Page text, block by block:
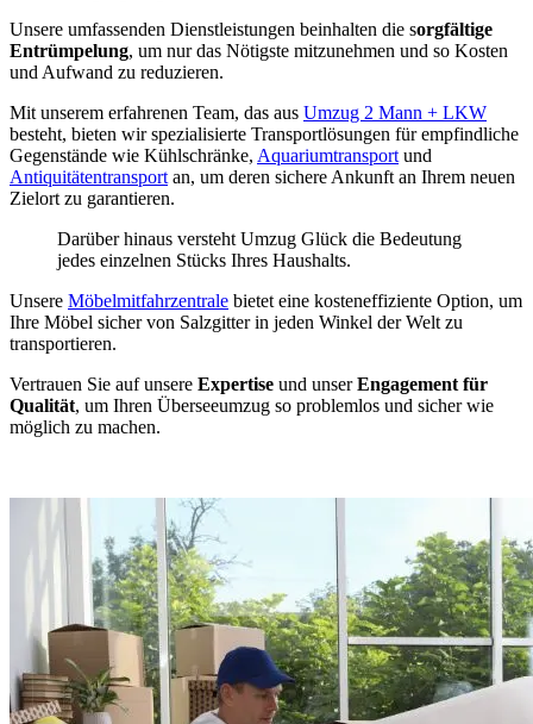
Unsere umfassenden Dienstleistungen beinhalten die sorgfältige
Entrümpelung, um nur das Nötigste mitzunehmen und so Kosten
und Aufwand zu reduzieren.
Mit unserem erfahrenen Team, das aus Umzug 2 Mann + LKW
besteht, bieten wir spezialisierte Transportlösungen für empfindliche
Gegenstände wie Kühlschränke, Aquariumtransport und
Antiquitätentransport an, um deren sichere Ankunft an Ihrem neuen
Zielort zu garantieren.
Darüber hinaus versteht Umzug Glück die Bedeutung
jedes einzelnen Stücks Ihres Haushalts.
Unsere Möbelmitfahrzentrale bietet eine kosteneffiziente Option, um
Ihre Möbel sicher von Salzgitter in jeden Winkel der Welt zu
transportieren.
Vertrauen Sie auf unsere Expertise und unserEngagement für
Qualität, um Ihren Überseeumzug so problemlos und sicher wie
möglich zu machen.